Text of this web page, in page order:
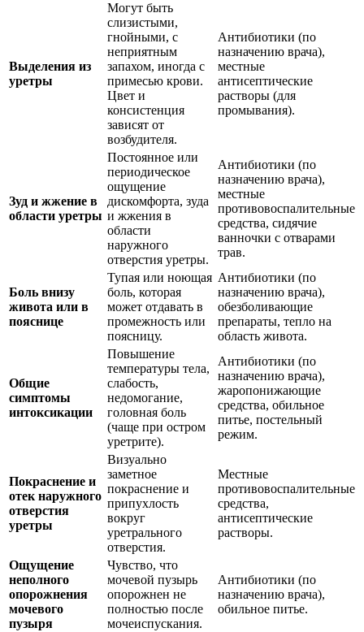
Выделения из
уретры
Могут быть
слизистыми,
гнойными, с
неприятным
запахом, иногда с
примесью крови.
Цвет и
консистенция
зависят от
возбудителя.
Антибиотики (по
назначению врача),
местные
антисептические
растворы (для
промывания).
Зуд и жжение в
области уретры
Постоянное или
периодическое
ощущение
дискомфорта, зуда
и жжения в
области
наружного
отверстия уретры.
Антибиотики (по
назначению врача),
местные
противовоспалительные
средства, сидячие
ванночки с отварами
трав.
Боль внизу
живота или в
пояснице
Тупая или ноющая
боль, которая
может отдавать в
промежность или
поясницу.
Антибиотики (по
назначению врача),
обезболивающие
препараты, тепло на
область живота.
Общие
симптомы
интоксикации
Повышение
температуры тела,
слабость,
недомогание,
головная боль
(чаще при остром
уретрите).
Антибиотики (по
назначению врача),
жаропонижающие
средства, обильное
питье, постельный
режим.
Покраснение и
отек наружного
отверстия
уретры
Визуально
заметное
покраснение и
припухлость
вокруг
уретрального
отверстия.
Местные
противовоспалительные
средства,
антисептические
растворы.
Ощущение
неполного
опорожнения
мочевого
пузыря
Чувство, что
мочевой пузырь
опорожнен не
полностью после
мочеиспускания.
Антибиотики (по
назначению врача),
обильное питье.